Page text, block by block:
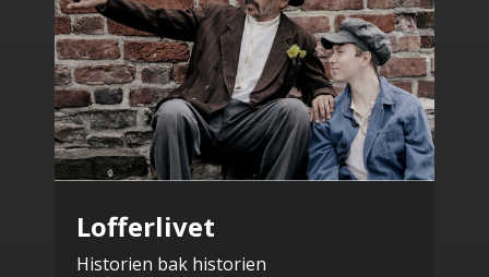
Lofferlivet
Historien bak historien